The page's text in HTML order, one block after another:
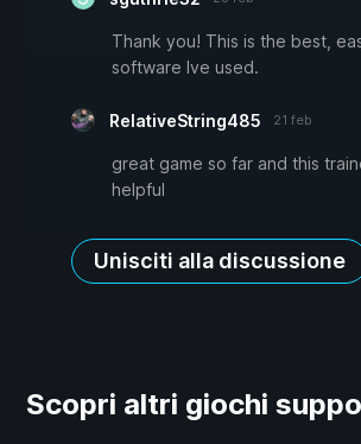
Thank you! This is the best,
software Ive used.
RelativeString485 21 feb
great game so far and this
helpful
Unisciti alla discussione
Scopri altri giochi